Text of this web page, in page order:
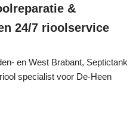
&
24/7 rioolservice
en West Brabant, Septictank
specialist voor De-Heen